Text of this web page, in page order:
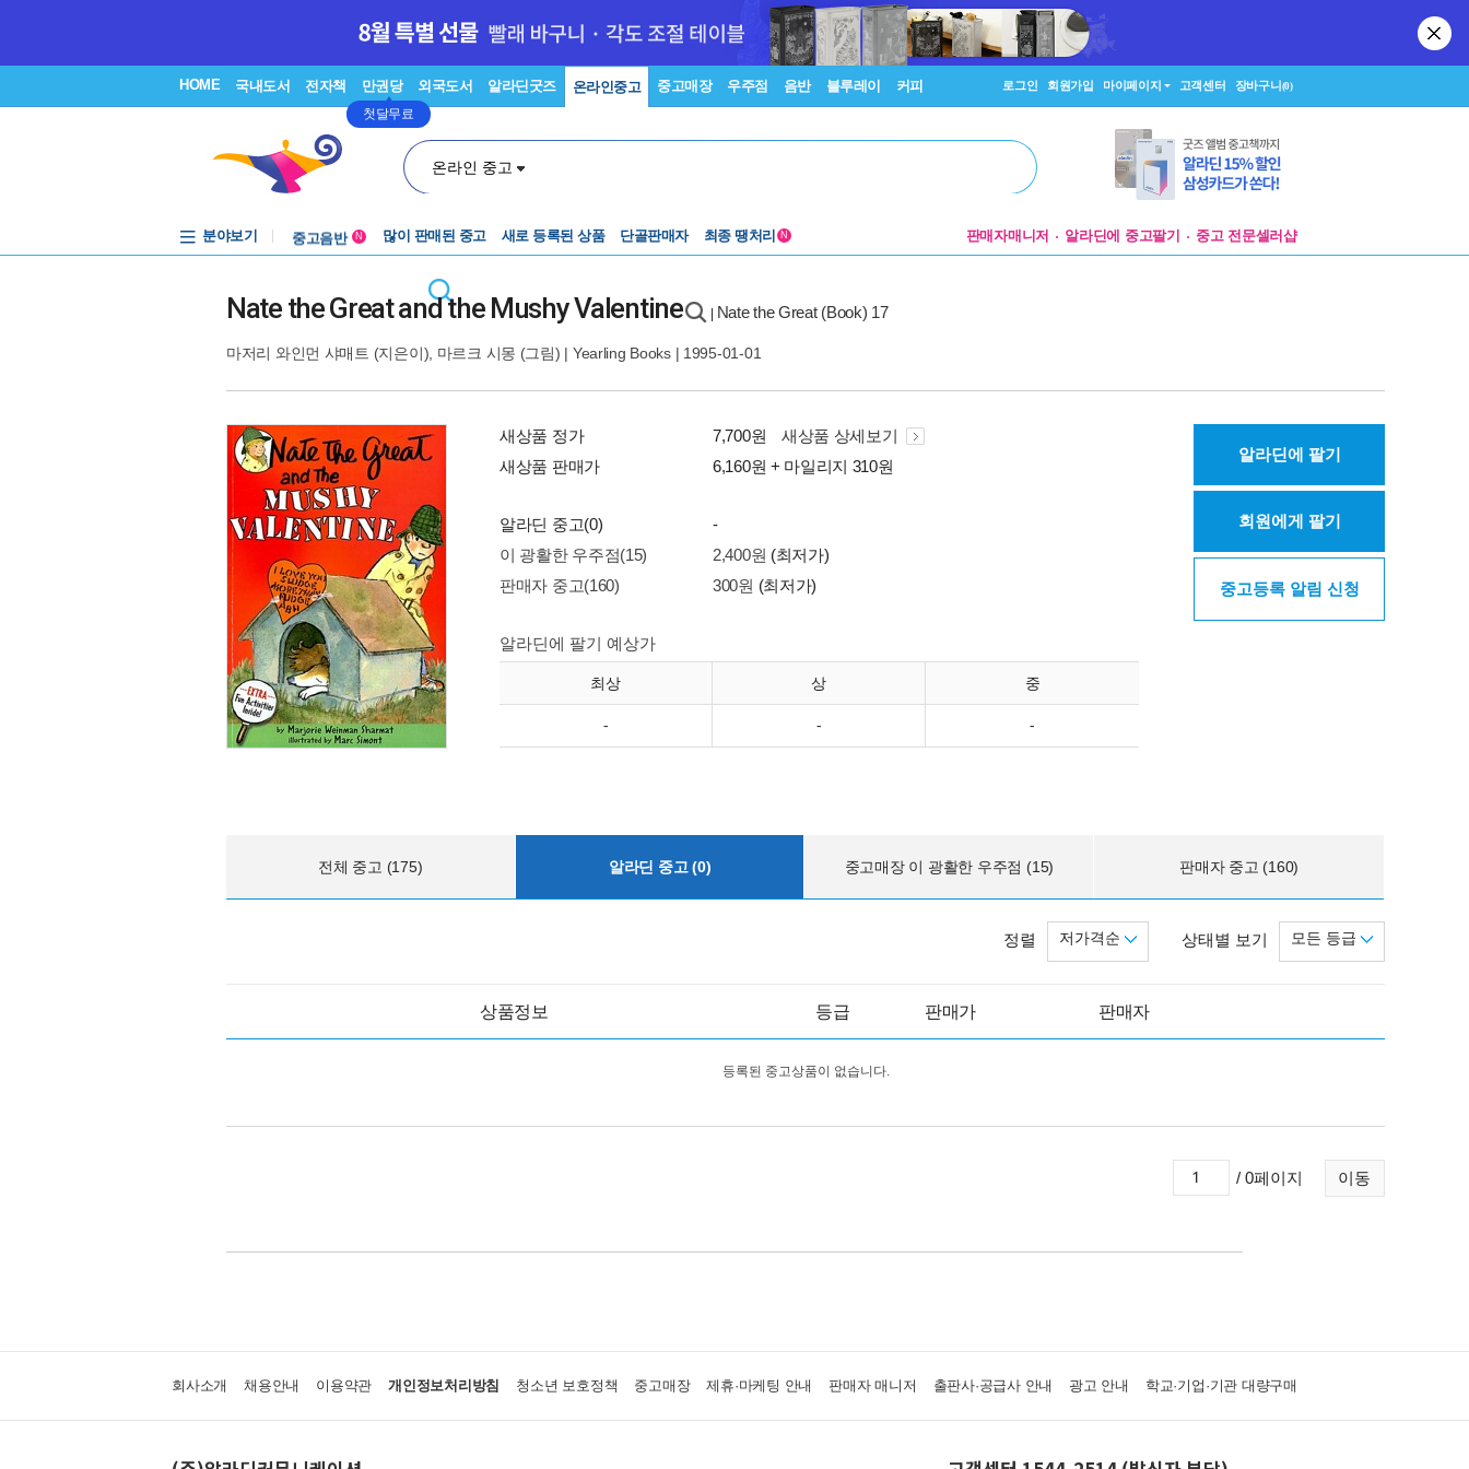
HOME 국내도서 전자책 만권당
첫달무료
외국도서 알라딘굿즈 온라인중고 중고매장 우주점 음반 블루레이 커피 로그인 회원가입 마이페이지 고객센터 장바구니(0)
온라인 중고
분야보기
중고음반
N 많이 판매된 중고 새로 등록된 상품 단골판매자 최종 땡처리 N 판매자매니저 알라딘에 중고팔기 중고 전문셀러샵
Nate the Great and the Mushy Valentine Nate the Great (Book) 17
마저리 와인먼 샤매트 (지은이), 마르크 시몽 (그림) | Yearling Books| 1995-01-01
새상품 정가 7,700원
새상품 상세보기
새상품 판매가
6,160원 + 마일리지 310원
알라딘 중고(0)
-
이 광활한 우주점(15)
2,400원 (최저가)
판매자 중고(160)
300원 (최저가)
알라딘에 팔기 예상가
최상 상 중
- - -
알라딘에 팔기
회원에게 팔기
중고등록 알림 신청
전체 중고 (175) 알라딘 중고 (0) 중고매장 이 광활한 우주점 (15) 판매자 중고 (160)
상태별 보기 모든 등급
정렬 저가격순
상품정보 등급 판매가 판매자
등록된 중고상품이 없습니다.
이동
/ 0페이지
회사소개 채용안내 이용약관 개인정보처리방침 청소년 보호정책 중고매장 제휴·마케팅 안내 판매자 매니저 출판사·공급사 안내 광고 안내 학교·기업·기관 대량구매